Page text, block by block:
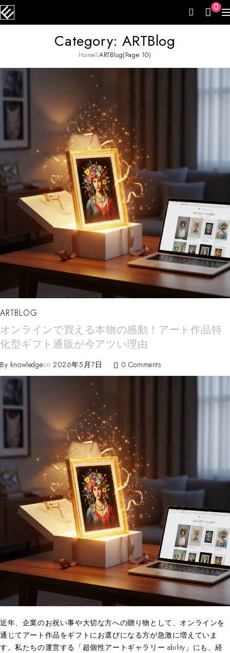
0
Category: ARTBlog
Home ARTBlog(Page 10)
ARTBLOG
オンラインで買える本物の感動！アート作品特
化型ギフト通販が今アツい理由
By knowledgeon 2026年5月7日 0 Comments
近年、企業のお祝い事や大切な方への贈り物として、オンラインを
通じてアート作品をギフトにお選びになる方が急激に増えていま
す。私たちの運営する「超個性アートギャラリー ability」にも、経